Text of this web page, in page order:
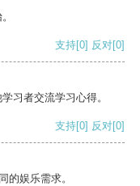
支持[0] 反对[0]
习者交流学习心得。
支持[0] 反对[0]
的娱乐需求。